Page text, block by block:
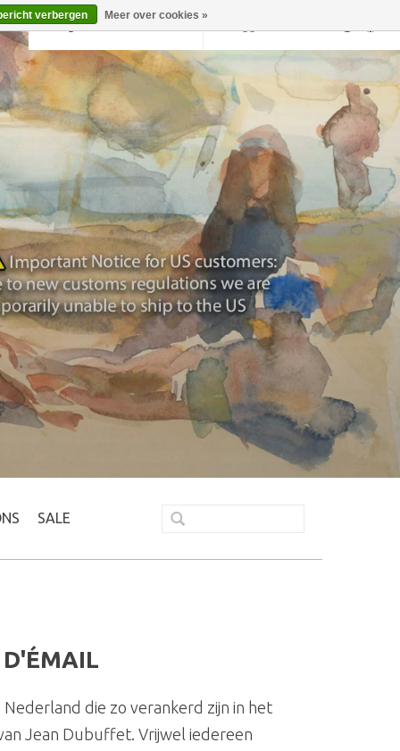
Terug naar krollermuller.nl
SALE
D'ÉMAIL
die zo verankerd zijn in het
Jean Dubuffet. Vrijwel iedereen
verbergen Meer over cookies »